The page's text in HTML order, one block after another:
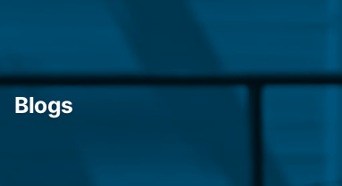
Blogs